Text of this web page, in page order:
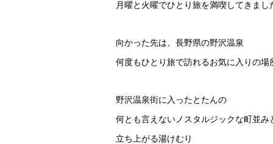
月曜と火曜でひとり旅を満喫してきまし
向かった先は、長野県の野沢温泉
何度もひとり旅で訪れるお気に入りの場
野沢温泉街に入ったとたんの
何とも言えないノスタルジックな町並み
立ち上がる湯けむり